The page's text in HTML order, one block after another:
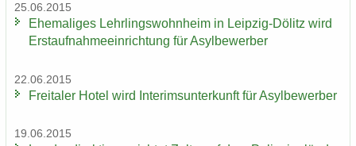
25.06.2015
Ehe­ma­li­ges Lehr­lings­wohn­heim in Leipzig-​Dölitz wird
Erst­auf­nah­me­ein­rich­tung für Asyl­be­wer­ber
22.06.2015
Frei­ta­ler Hotel wird In­te­rims­un­ter­kunft für Asyl­be­wer­ber
19.06.2015